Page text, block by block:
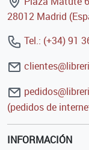
28012 Madrid
Tel.: (+34) 91
(pedidos de
INFORMACIÓN